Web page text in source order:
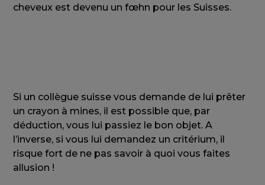
cheveux est devenu un fœhn pour les Suisses.
Si un collègue suisse vous demande de lui prêter
un crayon à mines, il est possible que, par
déduction, vous lui passiez le bon objet. A
l’inverse, si vous lui demandez un critérium, il
risque fort de ne pas savoir à quoi vous faites
allusion !